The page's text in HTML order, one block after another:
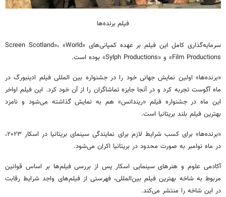
فیلم برنده‌ها
سرمایه‌گذاری کامل این فیلم بر عهده کمپانی‌های «Screen Scotland»، «World
Film Productions» و «Sylph Productions» بوده است.
«برنده‌ها» اولین نمایش جهانی خود را در جشنواره بین المللی فیلم ادینبورگ در
ماه آگوست تجربه کرد و در آنجا جایزه تماشاگران را از آن خود کرد. این فیلم اواخر
این ماه در جشنواره فیلم «ریندانس» هم به نمایش گذاشته می‌شود و نامزد
بهترین فیلم بلند بریتانیا است.
«برنده‌ها» برای کسب شرایط لازم برای نمایندگی سینمای بریتانیا در اسکار ۲۰۲۳،
در ماه نوامبر به صورت محدود در بریتانیا اکران می‌شود.
آکادمی علوم و هنرهای سینمایی اسکار پس از بررسی فیلم‌ها بر اساس قوانین
مربوط به شاخه بهترین فیلم بین‌المللی، فهرستی از فیلم‌های واجد شرایط رقابت
در این شاخه را منتشر می‌کند.